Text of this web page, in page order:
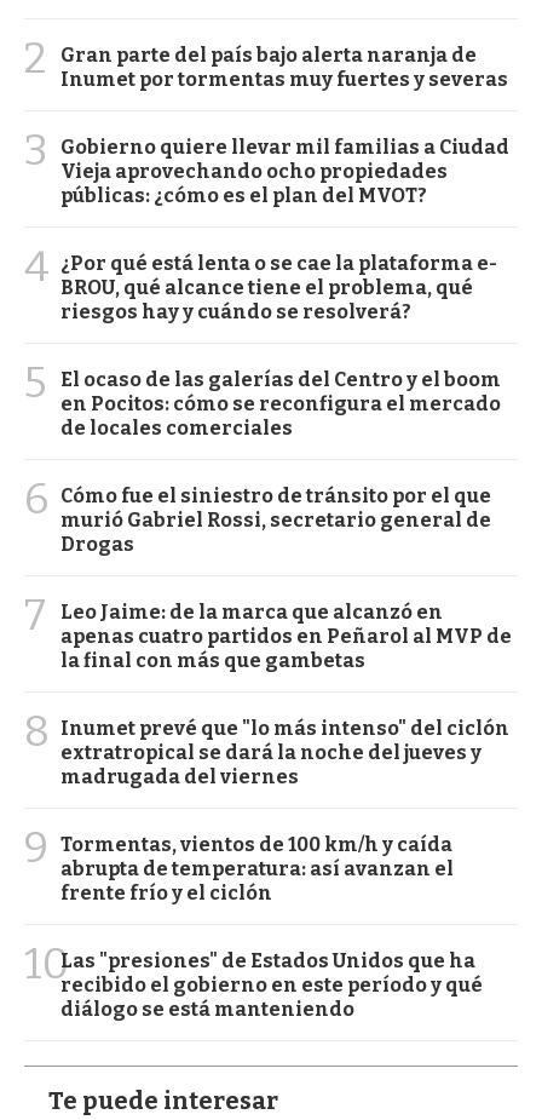
2
Gran parte del país bajo alerta naranja de
Inumet por tormentas muy fuertes y severas
3
Gobierno quiere llevar mil familias a Ciudad
Vieja aprovechando ocho propiedades
públicas: ¿cómo es el plan del MVOT?
4 ¿Por qué está lenta o se cae la plataforma e-
BROU, qué alcance tiene el problema, qué
riesgos hay y cuándo se resolverá?
5
El ocaso de las galerías del Centro y el boom
en Pocitos: cómo se reconfigura el mercado
de locales comerciales
6
Cómo fue el siniestro de tránsito por el que
murió Gabriel Rossi, secretario general de
Drogas
7
Leo Jaime: de la marca que alcanzó en
apenas cuatro partidos en Peñarol al MVP de
la final con más que gambetas
8
Inumet prevé que "lo más intenso" del ciclón
extratropical se dará la noche del jueves y
madrugada del viernes
9
Tormentas, vientos de 100 km/h y caída
abrupta de temperatura: así avanzan el
frente frío y el ciclón
10Las "presiones" de Estados Unidos que ha
recibido el gobierno en este período y qué
diálogo se está manteniendo
Te puede interesar